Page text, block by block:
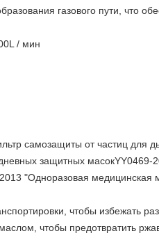
газового пути, что
/ мин
самозащиты от частиц для
защитных масокYY0469-
"Одноразовая медицинская
чтобы избежать
чтобы предотвратить